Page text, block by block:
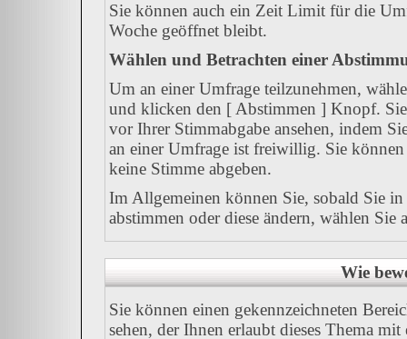
Sie können auch ein Zeit Limit für die
Woche geöffnet bleibt.
Wählen und Betrachten einer
Um an einer Umfrage teilzunehmen,
und klicken den [ Abstimmen ] Knopf.
vor Ihrer Stimmabgabe ansehen, indem
an einer Umfrage ist freiwillig. Sie
keine Stimme abgeben.
Im Allgemeinen können Sie, sobald Sie
abstimmen oder diese ändern, wählen Sie
Wie
Sie können einen gekennzeichneten
sehen, der Ihnen erlaubt dieses Thema